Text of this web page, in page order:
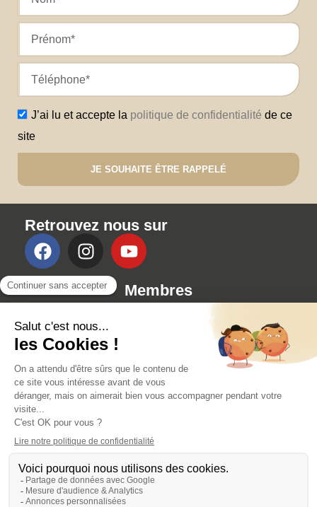
J’ai lu et accepte la politique de confidentialité de ce
site
JE SOUHAITE ÊTRE RAPPELÉ
Retrouvez nous sur
Membres
AVANTAGES ET RÉDUCTIONS
ÉVÉNEMENTS